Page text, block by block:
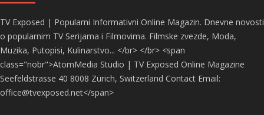
TV Exposed | Popularni Informativni Online Magazin. Dnevne novosti
o popularnim TV Serijama i Filmovima. Filmske zvezde, Moda,
Muzika, Putopisi, Kulinarstvo... </br> </br> <span
class="nobr">AtomMedia Studio | TV Exposed Online Magazine
Seefeldstrasse 40 8008 Zürich, Switzerland Contact Email:
office@tvexposed.net</span>